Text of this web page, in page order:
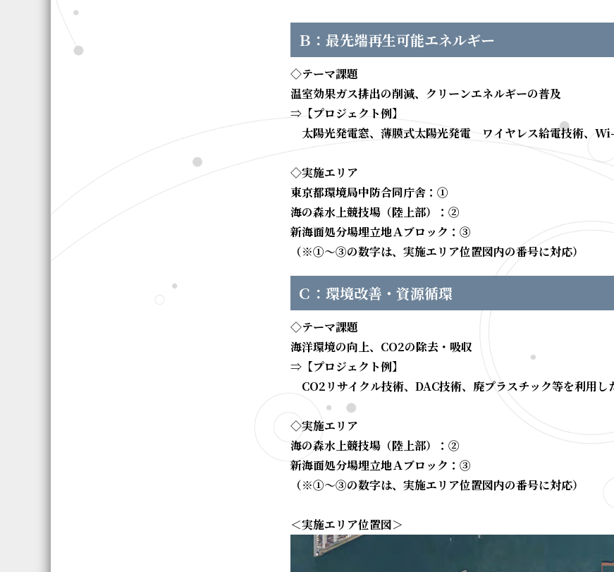
Ｂ：最先端再生可能エネルギー
◇テーマ課題
温室効果ガス排出の削減、クリーンエネルギーの普及
⇒【プロジェクト例】
太陽光発電窓、薄膜式太陽光発電 ワイヤレス給電技術、
◇実施エリア
東京都環境局中防合同庁舎：①
海の森水上競技場（陸上部）：②
新海面処分場埋立地Ａブロック：③
（※①～③の数字は、実施エリア位置図内の番号に対応）
Ｃ：環境改善・資源循環
◇テーマ課題
海洋環境の向上、CO2の除去・吸収
⇒【プロジェクト例】
CO2リサイクル技術、DAC技術、廃プラスチック等を利用
◇実施エリア
海の森水上競技場（陸上部）：②
新海面処分場埋立地Ａブロック：③
（※①～③の数字は、実施エリア位置図内の番号に対応）
＜実施エリア位置図＞